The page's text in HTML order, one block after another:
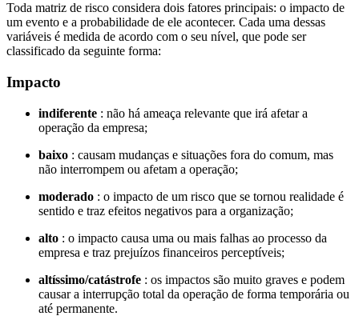
Toda matriz de risco considera dois fatores principais: o impacto de
um evento e a probabilidade de ele acontecer. Cada uma dessas
variáveis é medida de acordo com o seu nível, que pode ser
classificado da seguinte forma:
Impacto
indiferente : não há ameaça relevante que irá afetar a
operação da empresa;
baixo : causam mudanças e situações fora do comum, mas
não interrompem ou afetam a operação;
moderado : o impacto de um risco que se tornou realidade é
sentido e traz efeitos negativos para a organização;
alto : o impacto causa uma ou mais falhas ao processo da
empresa e traz prejuízos financeiros perceptíveis;
altíssimo/catástrofe : os impactos são muito graves e podem
causar a interrupção total da operação de forma temporária ou
até permanente.